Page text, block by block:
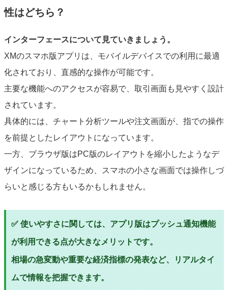
性はどちら？
インターフェースについて見ていきましょう。
XMのスマホ版アプリは、モバイルデバイスでの利用に最適
化されており、直感的な操作が可能です。
主要な機能へのアクセスが容易で、取引画面も見やすく設計
されています。
具体的には、チャート分析ツールや注文画面が、指での操作
を前提としたレイアウトになっています。
一方、ブラウザ版はPC版のレイアウトを縮小したようなデ
ザインになっているため、スマホの小さな画面では操作しづ
らいと感じる方もいるかもしれません。
✅ 使いやすさに関しては、アプリ版はプッシュ通知機能
が利用できる点が大きなメリットです。
相場の急変動や重要な経済指標の発表など、リアルタイ
ムで情報を把握できます。